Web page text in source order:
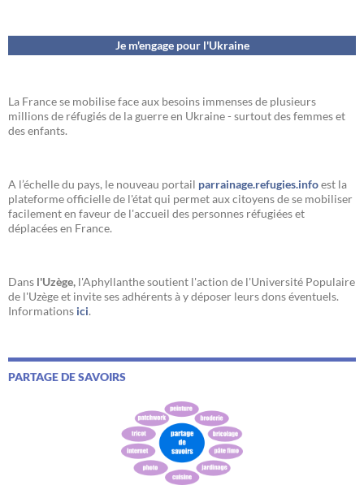
Je m'engage pour l'Ukraine
La France se mobilise face aux besoins immenses de plusieurs
millions de réfugiés de la guerre en Ukraine - surtout des femmes et
des enfants.
A l’échelle du pays, le nouveau portail parrainage.refugies.infoest la
plateforme officielle de l'état qui permet aux citoyens de se mobiliser
facilement en faveur de l'accueil des personnes réfugiées et
déplacées en France.
Dans l'Uzège, l'Aphyllanthe soutient l'action de l'Université Populaire
de l'Uzège et invite ses adhérents à y déposer leurs dons éventuels.
Informations ici.
PARTAGE DE SAVOIRS